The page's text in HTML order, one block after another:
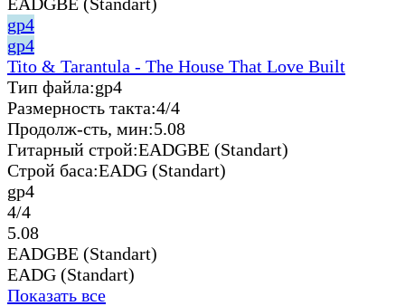
gp4
gp4
Tito & Tarantula - The House That Love Built
Тип файла:gp4
Размерность такта:4/4
Продолж-сть, мин:5.08
Гитарный строй:EADGBE (Standart)
Строй баса:EADG (Standart)
gp4
4/4
5.08
EADGBE (Standart)
EADG (Standart)
Показать все